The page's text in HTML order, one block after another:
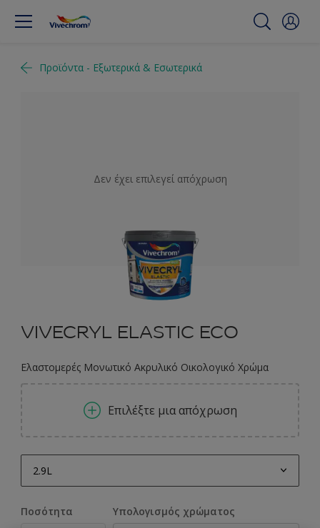
Προϊόντα - Εξωτερικά & Εσωτερικά
Δεν έχει επιλεγεί απόχρωση
VIVECRYL ELASTIC ECO
Ελαστομερές Μονωτικό Ακρυλικό Οικολογικό Χρώμα
Επιλέξτε μια απόχρωση
2.9L
Ποσότητα Υπολογισμός χρώματος